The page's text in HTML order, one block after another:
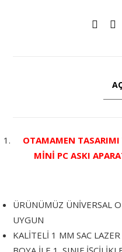
OTAMAMEN
MİNİ PC ASKI
ÜRÜNÜMÜZ ÜNİVERSAL
UYGUN
KALİTELİ 1 MM SAC